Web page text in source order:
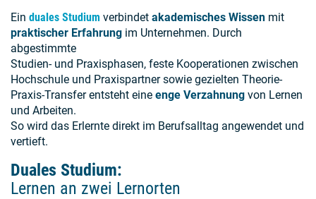
Ein duales Studium verbindet akademisches Wissen mit
praktischer Erfahrung im Unternehmen. Durch
abgestimmte
Studien- und Praxisphasen, feste Kooperationen zwischen
Hochschule und Praxispartner sowie gezielten Theorie-
Praxis-Transfer entsteht eine enge Verzahnung von Lernen
und Arbeiten.
So wird das Erlernte direkt im Berufsalltag angewendet und
vertieft.
Duales Studium:
Lernen an zwei Lernorten